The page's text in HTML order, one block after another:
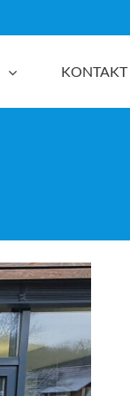
KONTAKT